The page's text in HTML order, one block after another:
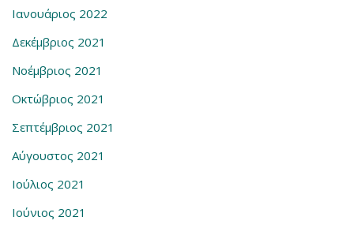
Ιανουάριος 2022
Δεκέμβριος 2021
Νοέμβριος 2021
Οκτώβριος 2021
Σεπτέμβριος 2021
Αύγουστος 2021
Ιούλιος 2021
Ιούνιος 2021